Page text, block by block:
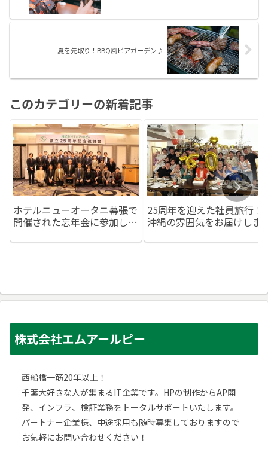
夏を先取り！BBQ風ビアガーデン♪
このカテゴリーの新着記事
ホテルニューオータニ幕張で
開催された忘年会に参加しま
25周年を迎えた社員旅行！
沖縄の雰囲気をお届けしま
株式会社エムアールピー
西船橋一筋20年以上！
千葉大好きな人が集まるIT企業です。HPの制作からAP開
発、インフラ、検証業務をトータルサポートいたします。
パートナー企業様、中途採用も随時募集しておりますので
お気軽にお問い合わせください！